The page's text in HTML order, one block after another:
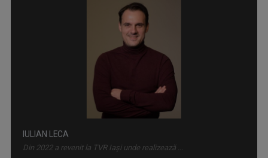
Un răgaz în care se vorbeşte despre magia ...
IULIAN LECA
Din 2022 a revenit la TVR Iaşi unde realizează ...